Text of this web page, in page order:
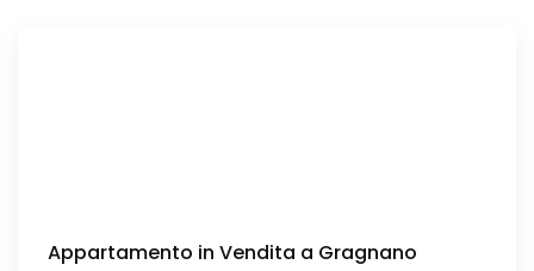
Appartamento in Vendita a Gragnano